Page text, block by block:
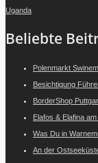
Uganda
Beliebte
Polenmarkt
Besichtigung
BorderShop
Elafos & Elafina
Was Du in
An der